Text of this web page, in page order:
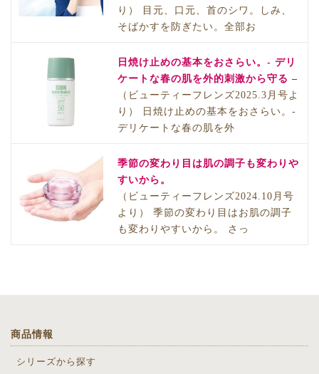
り） 目元、口元、首のシワ。しみ、
そばかすを防ぎたい。全部お
日焼け止めの基本をおさらい。- デリ
ケートな春の肌を外的刺激から守る –
（ビューティーフレンズ2025.3月号よ
り） 日焼け止めの基本をおさらい。-
デリケートな春の肌を外
季節の変わり目は肌の調子も変わりや
すいから。
（ビューティーフレンズ2024.10月号
より） 季節の変わり目はお肌の調子
も変わりやすいから。 さっ
商品情報
シリーズから探す